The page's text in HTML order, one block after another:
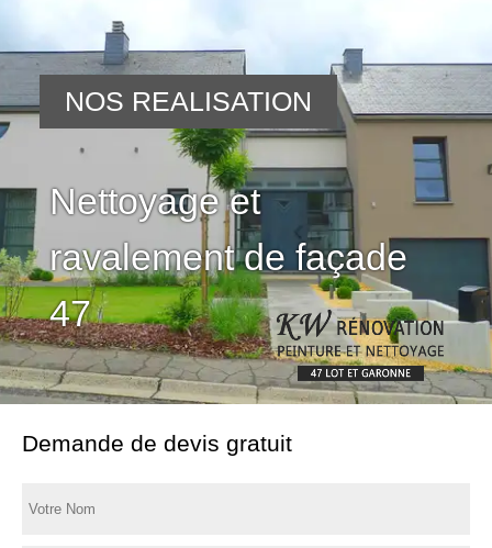
Nettoyage et
ravalement de façade
47
NOS REALISATION
Demande de devis gratuit